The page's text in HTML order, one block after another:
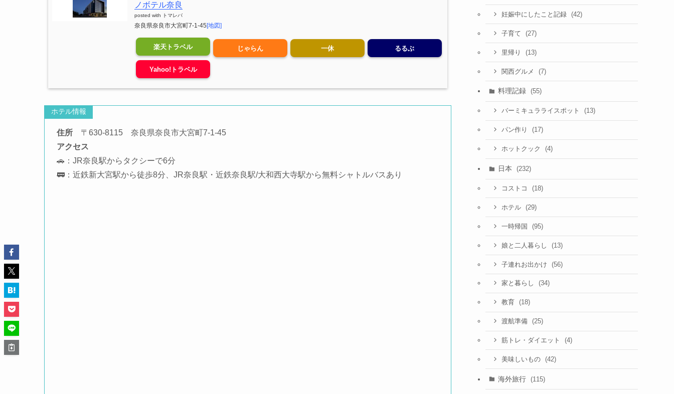
ノボテル奈良
posted with トマレバ
奈良県奈良市大宮町7-1-45 [地図]
楽天トラベル じゃらん 一休 るるぶ
Yahoo!トラベル
ホテル情報
住所 〒630-8115 奈良県奈良市大宮町7-1-45
アクセス
🚗：JR奈良駅からタクシーで6分
🚃：近鉄新大宮駅から徒歩8分、JR奈良駅・近鉄奈良駅/大和西大寺駅から無料シャトルバスあり
妊娠中にしたこと記録 (42)
子育て (27)
里帰り (13)
関西グルメ (7)
料理記録 (55)
バーミキュラライスポット (13)
パン作り (17)
ホットクック (4)
日本 (232)
コストコ (18)
ホテル (29)
一時帰国 (95)
娘と二人暮らし (13)
子連れお出かけ (56)
家と暮らし (34)
教育 (18)
渡航準備 (25)
筋トレ・ダイエット (4)
美味しいもの (42)
海外旅行 (115)